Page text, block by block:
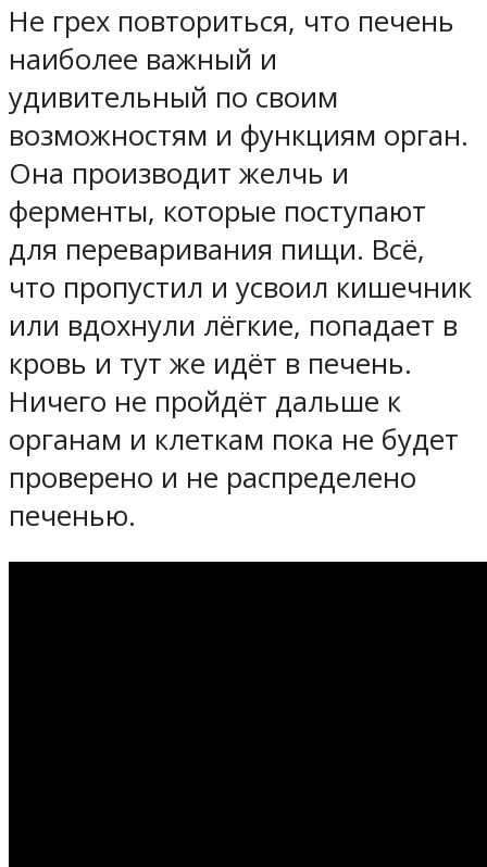
Не грех повториться, что печень
наиболее важный и
удивительный по своим
возможностям и функциям орган.
Она производит желчь и
ферменты, которые поступают
для переваривания пищи. Всё,
что пропустил и усвоил кишечник
или вдохнули лёгкие, попадает в
кровь и тут же идёт в печень.
Ничего не пройдёт дальше к
органам и клеткам пока не будет
проверено и не распределено
печенью.